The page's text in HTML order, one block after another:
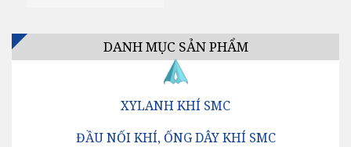
DANH MỤC SẢN PHẨM
XYLANH KHÍ SMC
ĐẦU NỐI KHÍ, ỐNG DÂY KHÍ SMC